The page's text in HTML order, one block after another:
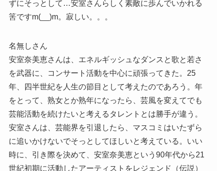
ずにそっとして…安室さんらしく素敵に歩んでいかれる
筈ですm(__)m。寂しい。。。
名無しさん
安室奈美恵さんは、エネルギッシュなダンスと歌と若さ
を武器に、コンサート活動を中心に頑張ってきた。25
年、四半世紀を人生の節目として考えたのであろう。年
をとって、熟女とか熟年になったら、芸風を変えてでも
芸能活動を続けたいと考えるタレントとは勝手が違う。
安室さんは、芸能界を引退したら、マスコミはいたずら
に追いかけないでそっとしてほしいと考えている。いい
時に、引き際を決めて、安室奈美恵という90年代から21
世紀初期に活動したアーティストをレジェンド（伝説）